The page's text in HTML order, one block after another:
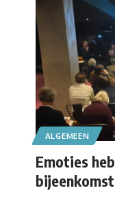
ALGEMEEN
Emoties